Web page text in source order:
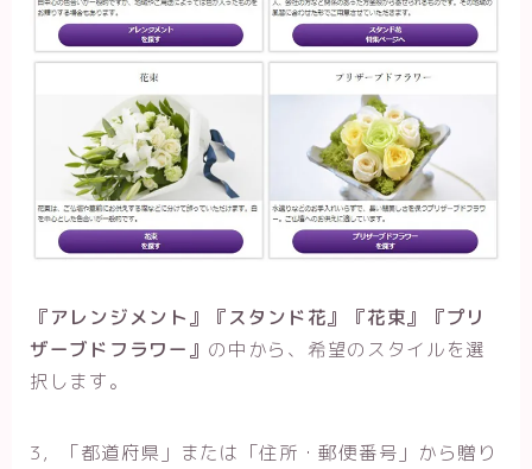
『アレンジメント』『スタンド花』『花束』『プリ
ザーブドフラワー』 の中から、希望のスタイルを選
択します。
3，「都道府県」または「住所・郵便番号」から贈り